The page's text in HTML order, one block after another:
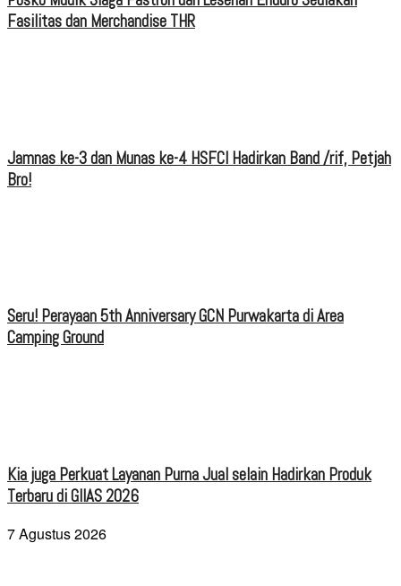
Fasilitas dan Merchandise THR
Jamnas ke-3 dan Munas ke-4 HSFCI Hadirkan Band /rif, Petjah
Bro!
Seru! Perayaan 5th Anniversary GCN Purwakarta di Area
Camping Ground
Kia juga Perkuat Layanan Purna Jual selain Hadirkan Produk
Terbaru di GIIAS 2026
7 Agustus 2026